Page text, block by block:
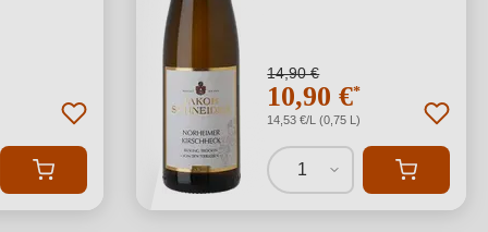
14,90 €
10,90 €*
14,53 €/L (0,75 L)
1